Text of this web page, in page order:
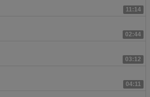
11:14
02:44
03:12
04:11